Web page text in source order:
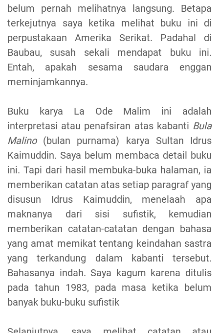
belum pernah melihatnya langsung. Betapa
terkejutnya saya ketika melihat buku ini di
perpustakaan Amerika Serikat. Padahal di
Baubau, susah sekali mendapat buku ini.
Entah, apakah sesama saudara enggan
meminjamkannya.
Buku karya La Ode Malim ini adalah
interpretasi atau penafsiran atas kabanti Bula
Malino(bulan purnama) karya Sultan Idrus
Kaimuddin. Saya belum membaca detail buku
ini. Tapi dari hasil membuka-buka halaman, ia
memberikan catatan atas setiap paragraf yang
disusun Idrus Kaimuddin, menelaah apa
maknanya dari sisi sufistik, kemudian
memberikan catatan-catatan dengan bahasa
yang amat memikat tentang keindahan sastra
yang terkandung dalam kabanti tersebut.
Bahasanya indah. Saya kagum karena ditulis
pada tahun 1983, pada masa ketika belum
banyak buku-buku sufistik